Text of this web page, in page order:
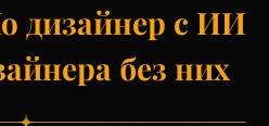
дизайнер с ИИ
без них